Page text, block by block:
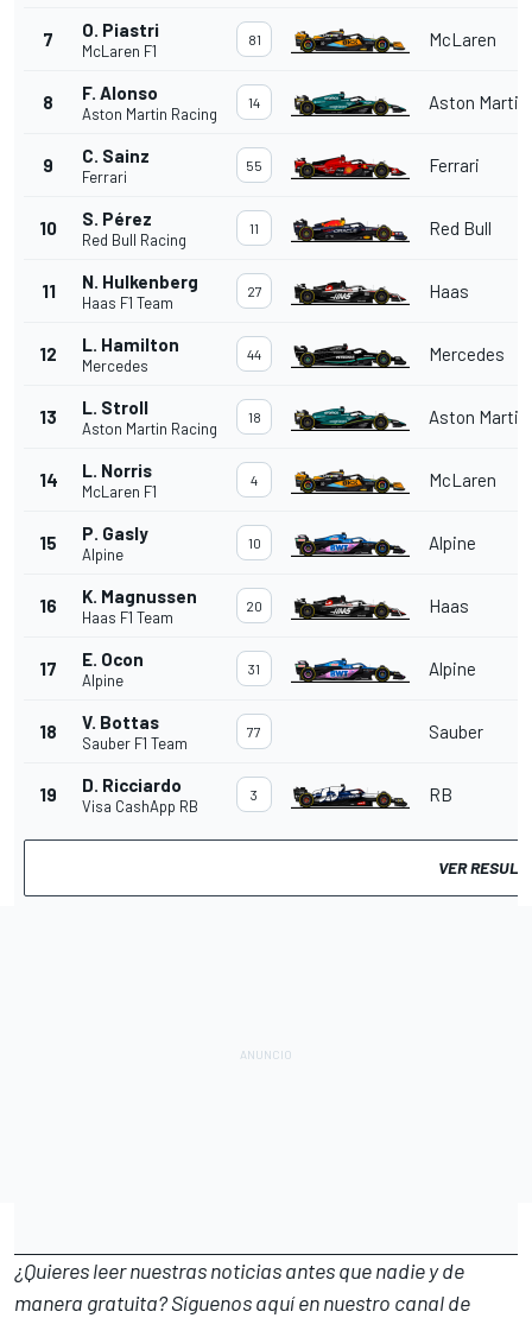
7 O. Piastri
McLaren F1
81 McLaren
8 F. Alonso
Aston Martin Racing
14 Aston Martin
9 C. Sainz
Ferrari
55 Ferrari
10 S. Pérez
Red Bull Racing
11 Red Bull
11 N. Hulkenberg
Haas F1 Team
27 Haas
12 L. Hamilton
Mercedes
44 Mercedes
13 L. Stroll
Aston Martin Racing
18 Aston Martin
14 L. Norris
McLaren F1
4 McLaren
15 P. Gasly
Alpine
10 Alpine
16 K. Magnussen
Haas F1 Team
20 Haas
17 E. Ocon
Alpine
31 Alpine
18 V. Bottas
Sauber F1 Team
77 Sauber
19 D. Ricciardo
Visa CashApp RB
3 RB
VER
¿Quieres leer nuestras noticias antes que nadie y de
manera gratuita? Síguenosaquí en nuestro canal de